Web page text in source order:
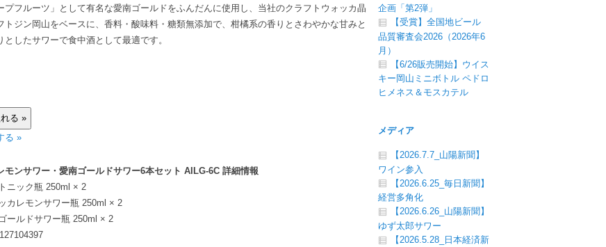
プフルーツ」として有名な愛南ゴールドをふんだんに使用し、当社のクラフトウォッカ晶
トジン岡山をベースに、香料・酸味料・糖類無添加で、柑橘系の香りとさわやかな甘みと
したサワーで食中酒として最適です。
る »
モンサワー・愛南ゴールドサワー6本セット AILG-6C 詳細情報
ニック瓶 250ml × 2
カレモンサワー瓶 250ml × 2
ールドサワー瓶 250ml × 2
企画「第2弾」
【受賞】全国地ビール
品質審査会2026（2026年6
月）
【6/26販売開始】ウイス
キー岡山ミニボトル ペドロ
ヒメネス＆モスカテル
メディア
【2026.7.7_山陽新聞】
ワイン参入
【2026.6.25_毎日新聞】
経営多角化
【2026.6.26_山陽新聞】
ゆず太郎サワー
【2026.5.28_日本経済新